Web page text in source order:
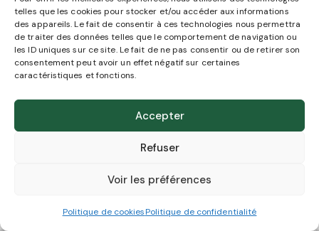
telles que les cookies pour stocker et/ou accéder aux informations
des appareils. Le fait de consentir à ces technologies nous permettra
de traiter des données telles que le comportement de navigation ou
les ID uniques sur ce site. Le fait de ne pas consentir ou de retirer son
consentement peut avoir un effet négatif sur certaines
caractéristiques et fonctions.
Accepter
Refuser
Voir les préférences
Politique de cookiesPolitique de confidentialité